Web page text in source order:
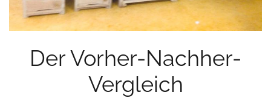
Der Vorher-Nachher-
Vergleich